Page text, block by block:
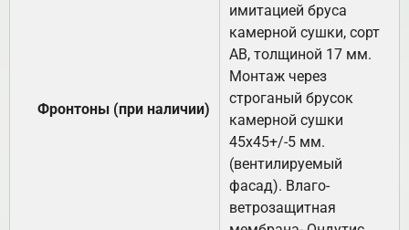
Фронтоны (при наличии)
имитацией бруса
камерной сушки, сорт
АВ, толщиной 17 мм.
Монтаж через
строганый брусок
камерной сушки
45х45+/-5 мм.
(вентилируемый
фасад). Влаго-
ветрозащитная